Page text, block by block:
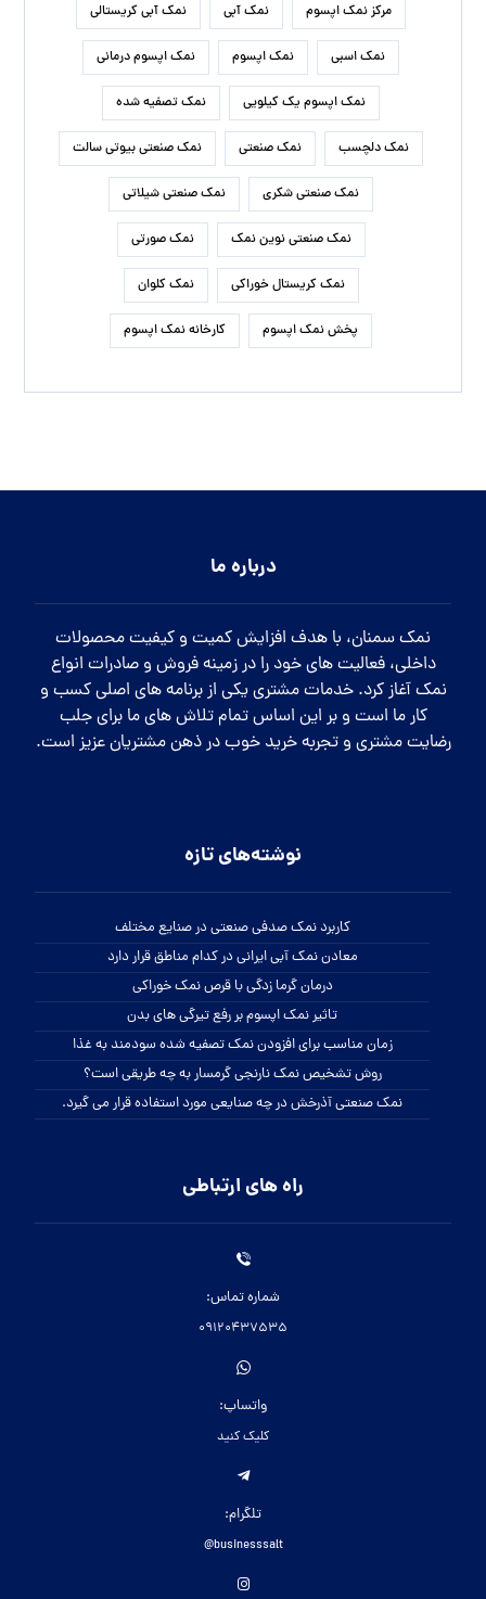
مرکز نمک اپسوم نمک آبی نمک آبی کریستالی
نمک اسبی نمک اپسوم نمک اپسوم درمانی
نمک اپسوم یک کیلویی نمک تصفیه شده
نمک دلچسب نمک صنعتی نمک صنعتی بیوتی سالت
نمک صنعتی شکری نمک صنعتی شیلاتی
نمک صنعتی نوین نمک نمک صورتی
نمک کریستال خوراکی نمک کلوان
پخش نمک اپسوم کارخانه نمک اپسوم
درباره ما
نمک سمنان، با هدف افزایش کمیت و کیفیت محصولات
داخلی، فعالیت های خود را در زمینه فروش و صادرات انواع
نمک آغاز کرد. خدمات مشتری یکی از برنامه های اصلی کسب و
کار ما است و بر این اساس تمام تلاش های ما برای جلب
رضایت مشتری و تجربه خرید خوب در ذهن مشتریان عزیز است.
نوشته‌های تازه
کاربرد نمک صدفی صنعتی در صنایع مختلف
معادن نمک آبی ایرانی در کدام مناطق قرار دارد
درمان گرما زدگی با قرص نمک خوراکی
تاثیر نمک اپسوم بر رفع تیرگی های بدن
زمان مناسب برای افزودن نمک تصفیه شده سودمند به غذا
روش تشخیص نمک نارنجی گرمسار به چه طریقی است؟
نمک صنعتی آذرخش در چه صنایعی مورد استفاده قرار می گیرد.
راه های ارتباطی
شماره تماس:
09120437535
واتساپ:
کلیک کنید
تلگرام:
businesssalt@